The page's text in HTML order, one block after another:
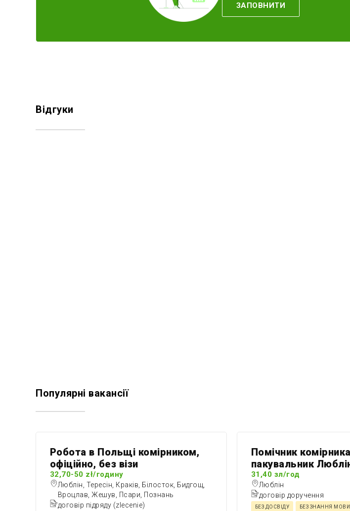
ЗАПОВНИТИ
Відгуки
Популярні вакансії
Робота в Польщі комірником,
офіційно, без візи
32,70-50 zł/годину
Люблін, Тересін, Краків, Білосток, Бидгощ,
Вроцлав, Жешув, Псари, Познань
договір підряду (zlecenie)
Помічник
пакувальник
31,40 зл/год
Люблін
договір доручення
БЕЗ ДОСВІДУ БЕЗ ЗНАННЯ МОВИ